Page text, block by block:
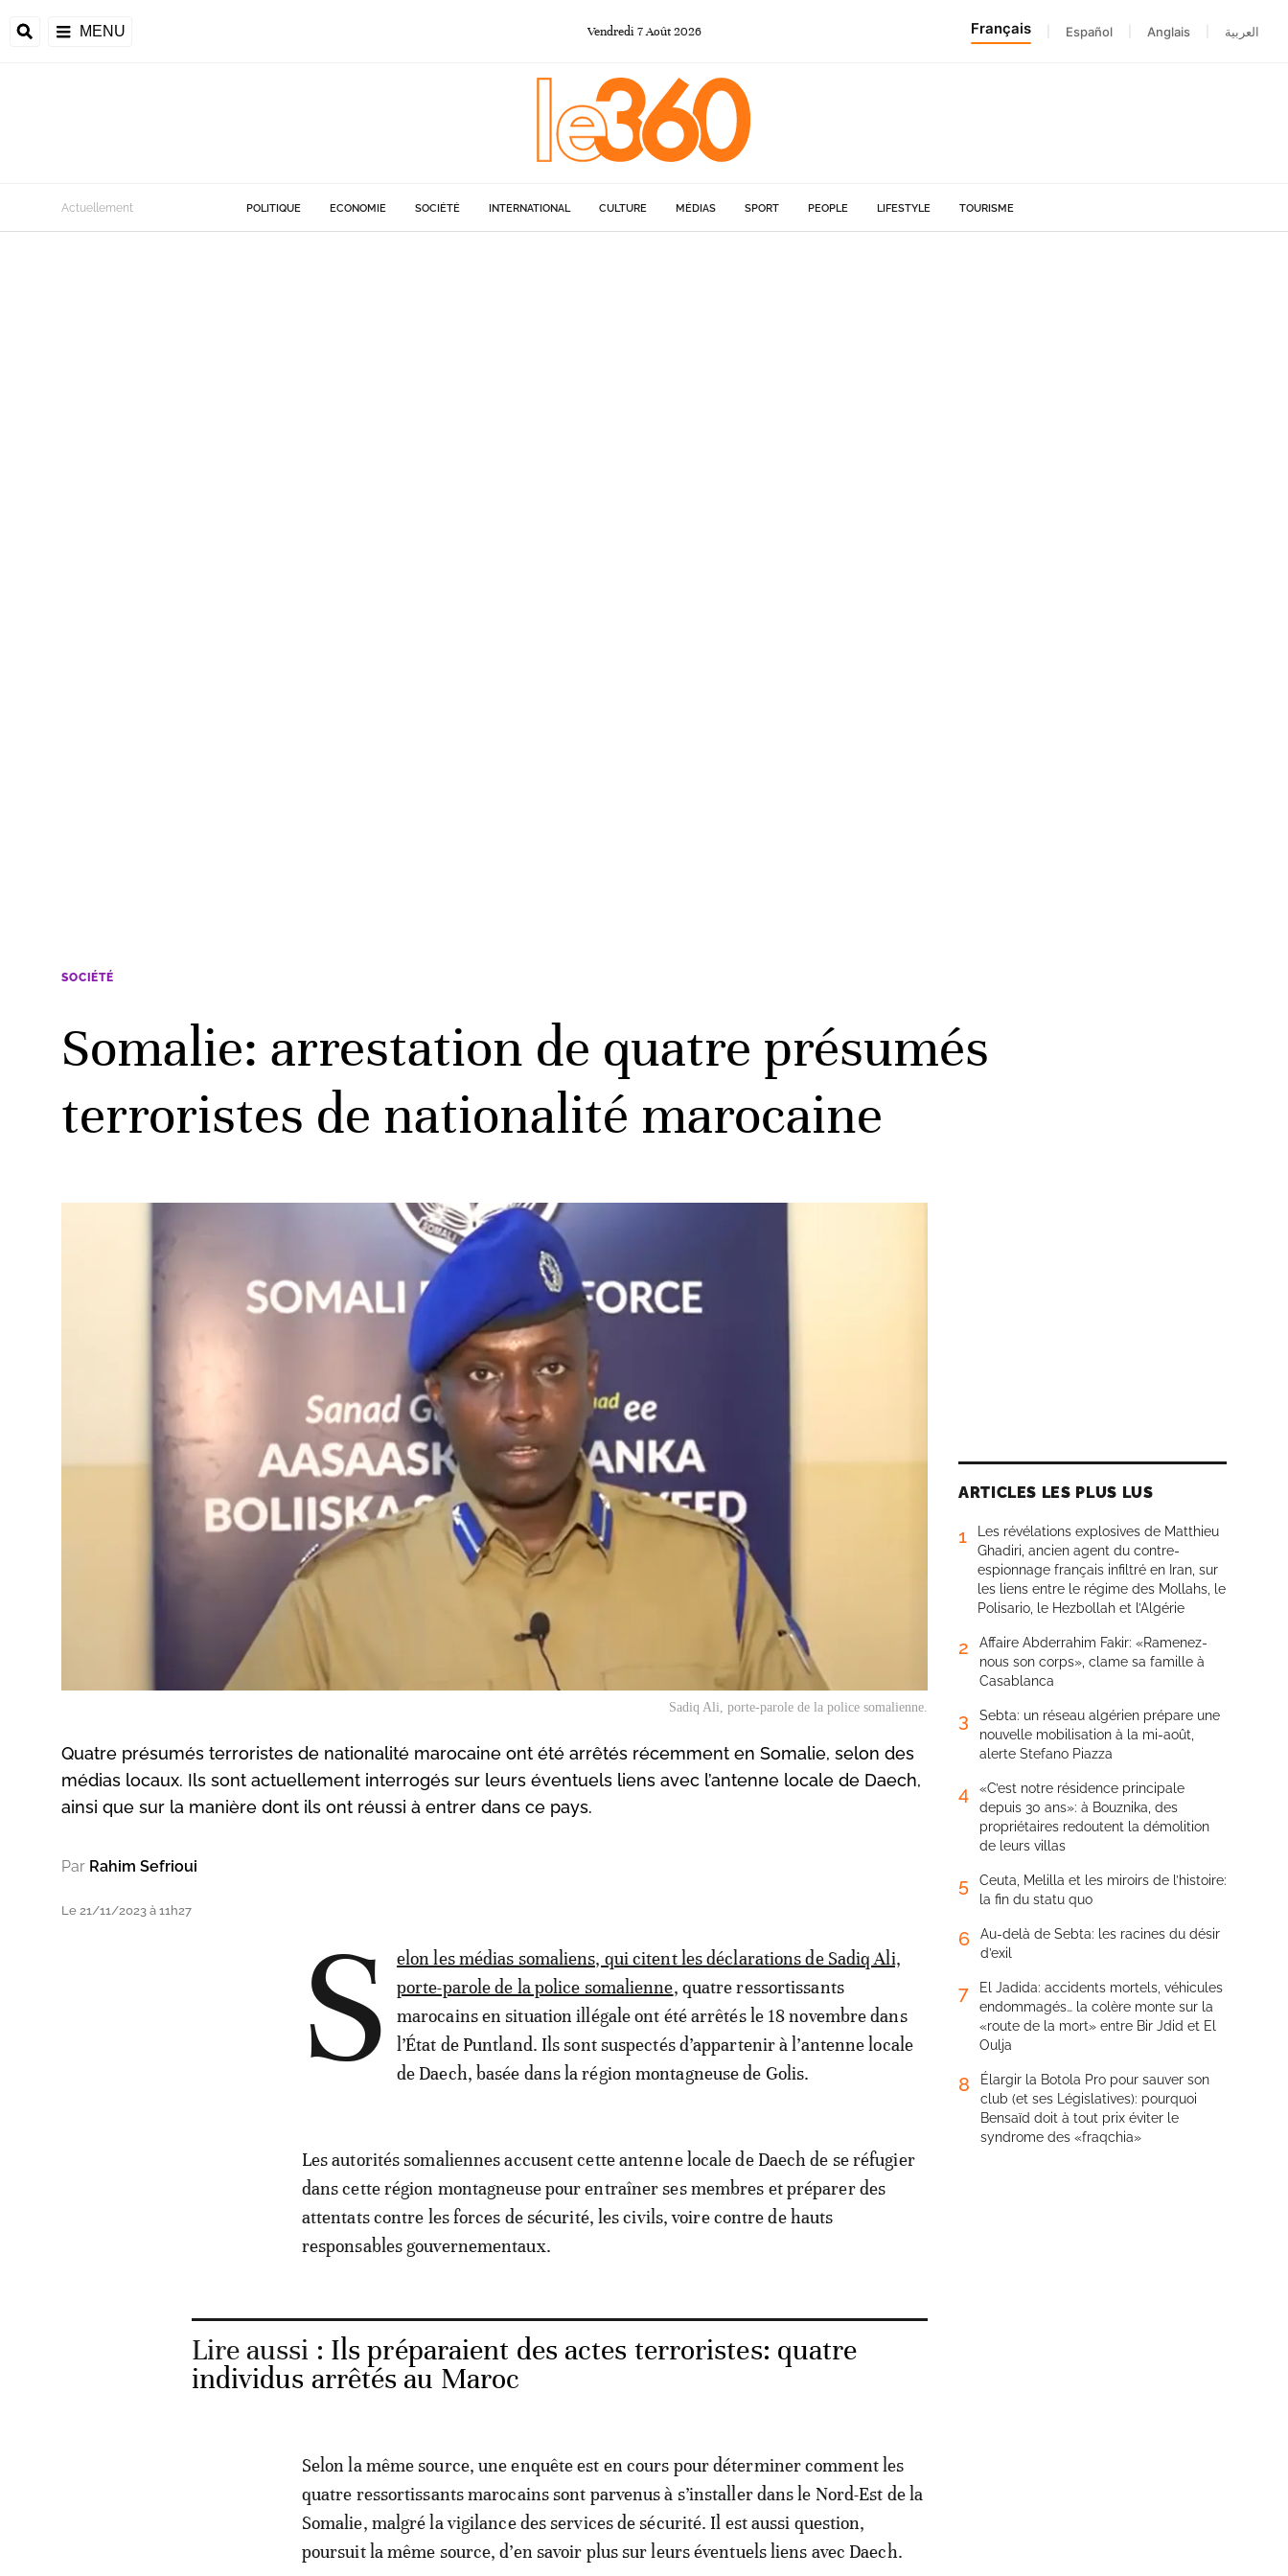
MENU Vendredi 7Août 2026 Français Español Anglais العربية
Actuellement POLITIQUE ECONOMIE SOCIÉTÉ INTERNATIONAL CULTURE MÉDIAS SPORT PEOPLE LIFESTYLE TOURISME
SOCIÉTÉ
Somalie: arrestation de quatre présumés
terroristes de nationalité marocaine
Sadiq Ali, porte-parole de la police somalienne.
Quatre présumés terroristes de nationalité marocaine ont été arrêtés récemment en Somalie, selon des
médias locaux. Ils sont actuellement interrogés sur leurs éventuels liens avec l’antenne locale de Daech,
ainsi que sur la manière dont ils ont réussi à entrer dans ce pays.
Par Rahim Sefrioui
Le 21/11/2023 à 11h27 S
elon les médias somaliens, qui citent les déclarations de Sadiq Ali,
porte-parole de la police somalienne, quatre ressortissants
marocains en situation illégale ont été arrêtés le 18 novembre dans
l’État de Puntland. Ils sont suspectés d’appartenir à l’antenne locale
de Daech, basée dans la région montagneuse de Golis.
Les autorités somaliennes accusent cette antenne locale de Daech de se réfugier
dans cette région montagneuse pour entraîner ses membres et préparer des
attentats contre les forces de sécurité, les civils, voire contre de hauts
responsables gouvernementaux.
Lire aussi : Ils préparaient des actes terroristes: quatre
individus arrêtés au Maroc
Selon la même source, une enquête est en cours pour déterminer comment les
quatre ressortissants marocains sont parvenus à s’installer dans le Nord-Est de la
Somalie, malgré la vigilance des services de sécurité. Il est aussi question,
poursuit la même source, d’en savoir plus sur leurs éventuels liens avec Daech.
ARTICLES LES PLUS LUS
1
Les révélations explosives de Matthieu
Ghadiri, ancien agent du contre-
espionnage français infiltré en Iran, sur
les liens entre le régime des Mollahs, le
Polisario, le Hezbollah et l’Algérie
2
Affaire Abderrahim Fakir: «Ramenez-
nous son corps», clame sa famille à
Casablanca
3
Sebta: un réseau algérien prépare une
nouvelle mobilisation à la mi-août,
alerte Stefano Piazza
4
«C’est notre résidence principale
depuis 30 ans»: à Bouznika, des
propriétaires redoutent la démolition
de leurs villas
5
Ceuta, Melilla et les miroirs de l’histoire:
la fin du statu quo
6
Au-delà de Sebta: les racines du désir
d’exil
7
El Jadida: accidents mortels, véhicules
endommagés… la colère monte sur la
«route de la mort» entre Bir Jdid et El
Oulja
8
Élargir la Botola Pro pour sauver son
club (et ses Législatives): pourquoi
Bensaïd doit à tout prix éviter le
syndrome des «fraqchia»